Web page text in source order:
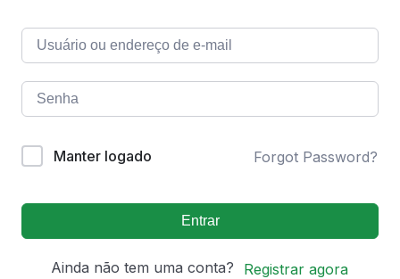
Manter logado Forgot Password?
Entrar
Ainda não tem uma conta? Registrar agora